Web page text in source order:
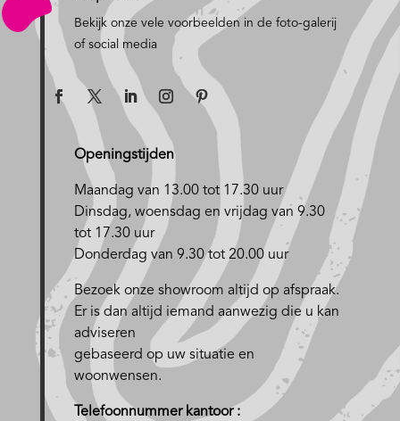
Bekijk onze vele voorbeelden in de foto-galerij
of social media
Openingstijden
Maandag van 13.00 tot 17.30 uur
Dinsdag, woensdag en vrijdag van 9.30
tot 17.30 uur
Donderdag van 9.30 tot 20.00 uur
Bezoek onze showroom altijd op afspraak.
Er is dan altijd iemand aanwezig die u kan
adviseren
gebaseerd op uw situatie en
woonwensen.
Telefoonnummer kantoor :